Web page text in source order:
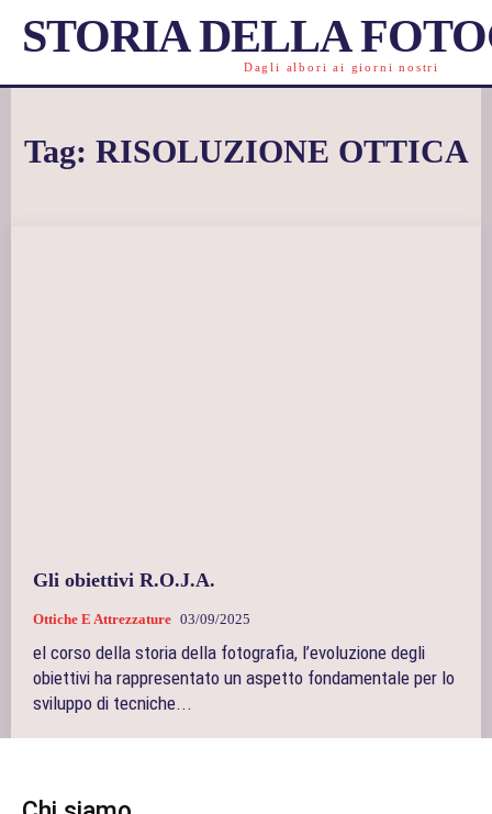
STORIA DELLA
Dagli albori ai giorni nostri
Tag: RISOLUZIONE OTTICA
Gli obiettivi R.O.J.A.
Ottiche E Attrezzature 03/09/2025
el corso della storia della fotografia, l’evoluzione degli
obiettivi ha rappresentato un aspetto fondamentale per lo
sviluppo di tecniche...